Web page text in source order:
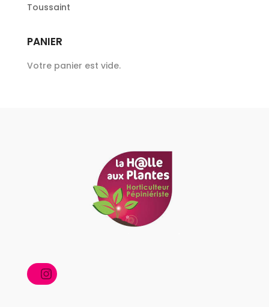
Toussaint
PANIER
Votre panier est vide.
Instagram